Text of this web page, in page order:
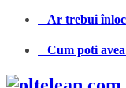
Ar trebui
Cum poti